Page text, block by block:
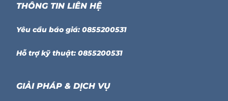
THÔNG TIN LIÊN HỆ
Yêu cầu báo giá: 0855200531
Hỗ trợ kỹ thuật: 0855200531
GIẢI PHÁP & DỊCH VỤ